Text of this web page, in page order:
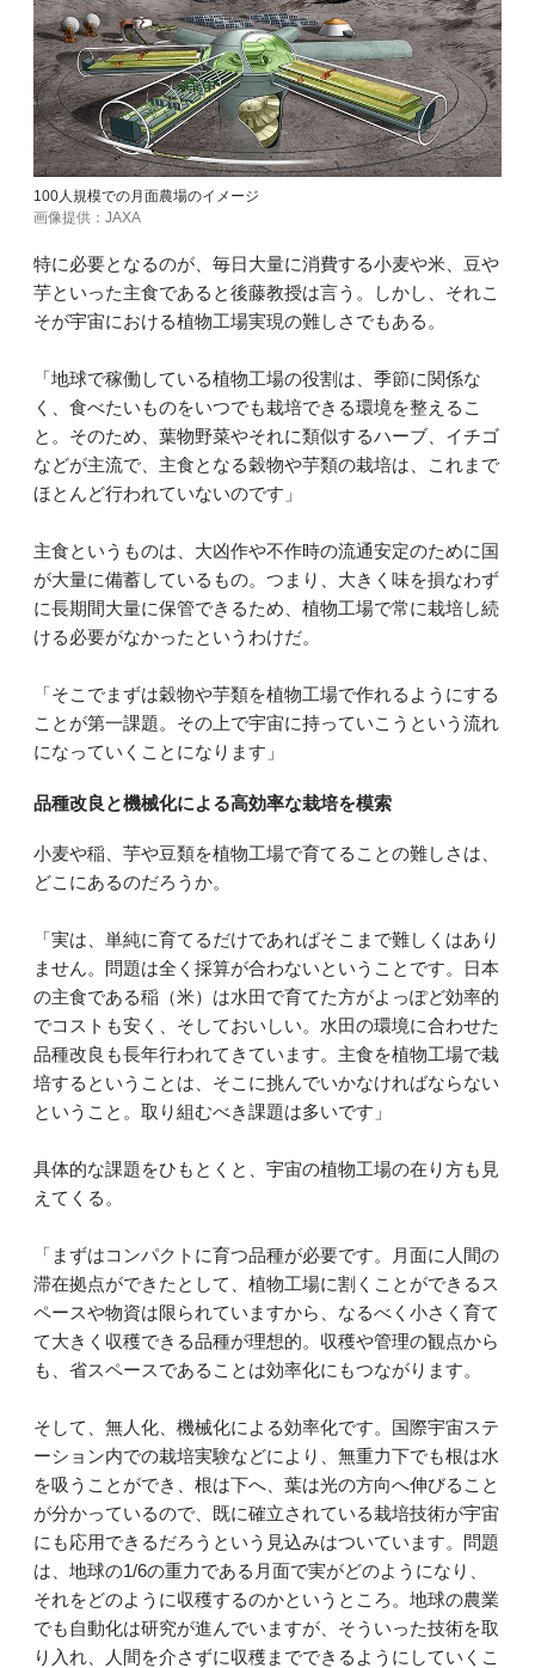
100人規模での月面農場のイメージ
画像提供：JAXA
特に必要となるのが、毎日大量に消費する小麦や米、豆や
芋といった主食であると後藤教授は言う。しかし、それこ
そが宇宙における植物工場実現の難しさでもある。
「地球で稼働している植物工場の役割は、季節に関係な
く、食べたいものをいつでも栽培できる環境を整えるこ
と。そのため、葉物野菜やそれに類似するハーブ、イチゴ
などが主流で、主食となる穀物や芋類の栽培は、これまで
ほとんど行われていないのです」
主食というものは、大凶作や不作時の流通安定のために国
が大量に備蓄しているもの。つまり、大きく味を損なわず
に長期間大量に保管できるため、植物工場で常に栽培し続
ける必要がなかったというわけだ。
「そこでまずは穀物や芋類を植物工場で作れるようにする
ことが第一課題。その上で宇宙に持っていこうという流れ
になっていくことになります」
品種改良と機械化による高効率な栽培を模索
小麦や稲、芋や豆類を植物工場で育てることの難しさは、
どこにあるのだろうか。
「実は、単純に育てるだけであればそこまで難しくはあり
ません。問題は全く採算が合わないということです。日本
の主食である稲（米）は水田で育てた方がよっぽど効率的
でコストも安く、そしておいしい。水田の環境に合わせた
品種改良も長年行われてきています。主食を植物工場で栽
培するということは、そこに挑んでいかなければならない
ということ。取り組むべき課題は多いです」
具体的な課題をひもとくと、宇宙の植物工場の在り方も見
えてくる。
「まずはコンパクトに育つ品種が必要です。月面に人間の
滞在拠点ができたとして、植物工場に割くことができるス
ペースや物資は限られていますから、なるべく小さく育て
て大きく収穫できる品種が理想的。収穫や管理の観点から
も、省スペースであることは効率化にもつながります。
そして、無人化、機械化による効率化です。国際宇宙ステ
ーション内での栽培実験などにより、無重力下でも根は水
を吸うことができ、根は下へ、葉は光の方向へ伸びること
が分かっているので、既に確立されている栽培技術が宇宙
にも応用できるだろうという見込みはついています。問題
は、地球の1/6の重力である月面で実がどのようになり、
それをどのように収穫するのかというところ。地球の農業
でも自動化は研究が進んでいますが、そういった技術を取
り入れ、人間を介さずに収穫までできるようにしていくこ